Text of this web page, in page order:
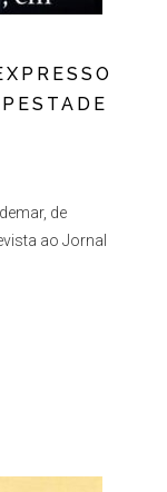
de
ao Jornal